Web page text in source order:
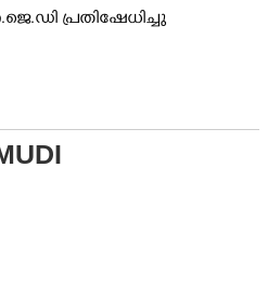
പ്രതിഷേധിച്ചു